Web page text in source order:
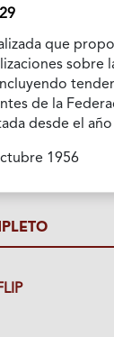
que
sobre
de la
desde el
1956